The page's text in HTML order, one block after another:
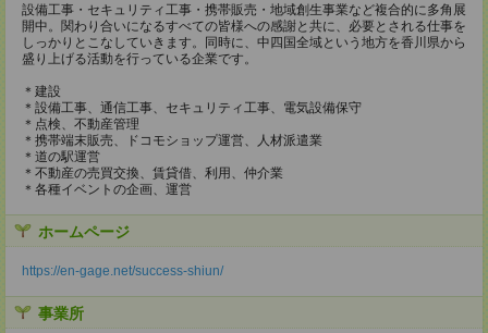
設備工事・セキュリティ工事・携帯販売・地域創生事業など複合的に多角展
開中。関わり合いになるすべての皆様への感謝と共に、必要とされる仕事を
しっかりとこなしていきます。同時に、中四国全域という地方を香川県から
盛り上げる活動を行っている企業です。
＊建設
＊設備工事、通信工事、セキュリティ工事、電気設備保守
＊点検、不動産管理
＊携帯端末販売、ドコモショップ運営、人材派遣業
＊道の駅運営
＊不動産の売買交換、賃貸借、利用、仲介業
＊各種イベントの企画、運営
ホームページ
https://en-gage.net/success-shiun/
事業所